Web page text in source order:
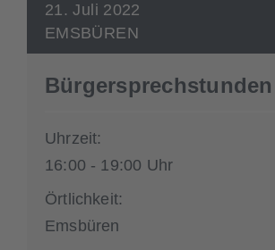
21. Juli 2022
EMSBÜREN
Bürgersprechstunden
Uhrzeit:
16:00 - 19:00 Uhr
Örtlichkeit:
Emsbüren